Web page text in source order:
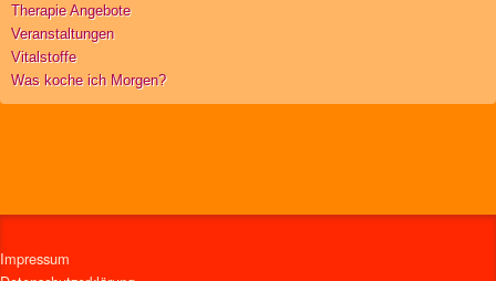
Therapie Angebote
Veranstaltungen
Vitalstoffe
Was koche ich Morgen?
Impressum